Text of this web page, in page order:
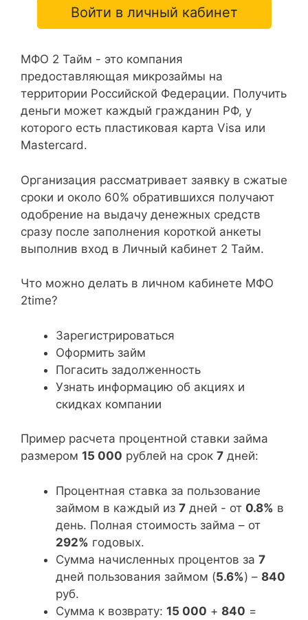
Войти в личный кабинет
МФО 2 Тайм - это компания
предоставляющая микрозаймы на
территории Российской Федерации. Получить
деньги может каждый гражданин РФ, у
которого есть пластиковая карта Visa или
Mastercard.
Организация рассматривает заявку в сжатые
сроки и около 60% обратившихся получают
одобрение на выдачу денежных средств
сразу после заполнения короткой анкеты
выполнив вход в Личный кабинет 2 Тайм.
Что можно делать в личном кабинете МФО
2time?
Зарегистрироваться
Оформить займ
Погасить задолженность
Узнать информацию об акциях и
скидках компании
Пример расчета процентной ставки займа
размером 15 000 рублей на срок 7 дней:
Процентная ставка за пользование
займом в каждый из 7 дней - от 0.8% в
день. Полная стоимость займа – от
292% годовых.
Сумма начисленных процентов за 7
дней пользования займом (5.6%) – 840
руб.
Сумма к возврату: 15 000 + 840 =